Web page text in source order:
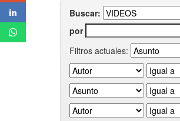
Buscar:
por
Filtros actuales: